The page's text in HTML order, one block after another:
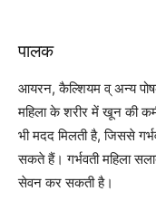
पालक
आयरन, कैल्शियम व् अन्य
महिला के शरीर में खून की
भी मदद मिलती है, जिससे
सकते हैं। गर्भवती महिला
सेवन कर सकती है।